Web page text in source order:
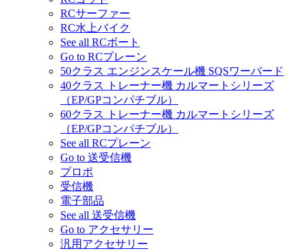
RCサーファー
RC水上バイク
See all RCボート
Go to RCプレーン
50クラス エンジンスケール機 SQSワーバード
40クラス トレーナー機 カルマートシリーズ
（EP/GPコンパチブル）
60クラス トレーナー機 カルマートシリーズ
（EP/GPコンパチブル）
See all RCプレーン
Go to 送受信機
プロポ
受信機
電子部品
See all 送受信機
Go to アクセサリー
汎用アクセサリー